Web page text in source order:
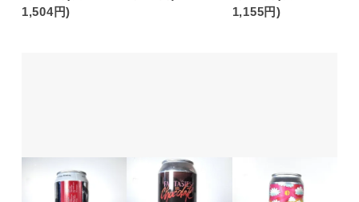
1,504円)
1,155円)